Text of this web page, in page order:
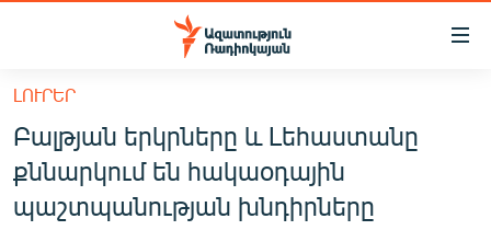
Մատչելիության
հիմնական
բովանդակությանը
Անցնել
հիմնական
մենյուին
ՀԱՅԱՍՏԱՆ
ՔԱՂԱՔԱԿԱՆ
ԼՈՒՐԵՐ
Բալթյան երկրները և Լեհաստանը
քննարկում են հակաօդային
պաշտպանության խնդիրները